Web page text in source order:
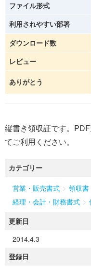
ファイル形式
利用されやすい部署
ダウンロード数
レビュー
ありがとう
縦書き領収証です。
てご利用ください。
カテゴリー
営業・販売書式 > 領収
経理・会計・財務書式 >
更新日
2014.4.3
登録日